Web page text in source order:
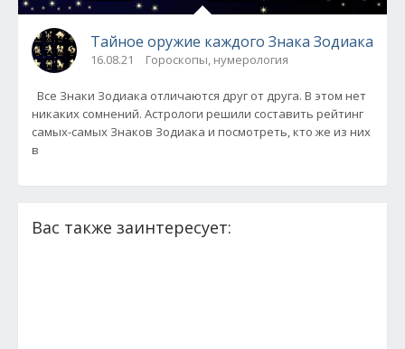
Тайное оружие каждого Знака Зодиака
16.08.21 Гороскопы, нумерология
Все Знаки Зодиака отличаются друг от друга. В этом нет
никаких сомнений. Астрологи решили составить рейтинг
самых-самых Знаков Зодиака и посмотреть, кто же из них
в
Вас также заинтересует: